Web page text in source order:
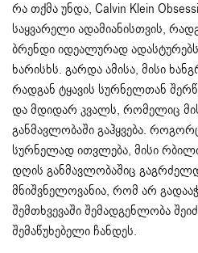
რა თქმა უნდა, Calvin Klein
საყვარელი ადამიანისთვის,
ბრენდი იდეალურად
ხარისხს. გარდა ამისა, მისი
რადგან ტყავის სურნელთან
და მდიდარ კვალს, რომელიც
განმავლობაში გაჰყვება.
სურნელად ითვლება, მისი
დღის განმავლობაშიც
მნიშვნელოვანია, რომ არ
შემთხვევაში შემადგენლობა
შემაწუხებელი ჩანდეს.